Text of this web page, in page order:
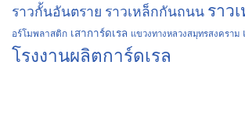
ราวกั้นอันตราย ราวเหล็กกันถนน ราว
อร์โมพลาสติก เสาการ์ดเรล แขวงทางหลวงสมุทรสงคราม
โรงงานผลิตการ์ดเรล